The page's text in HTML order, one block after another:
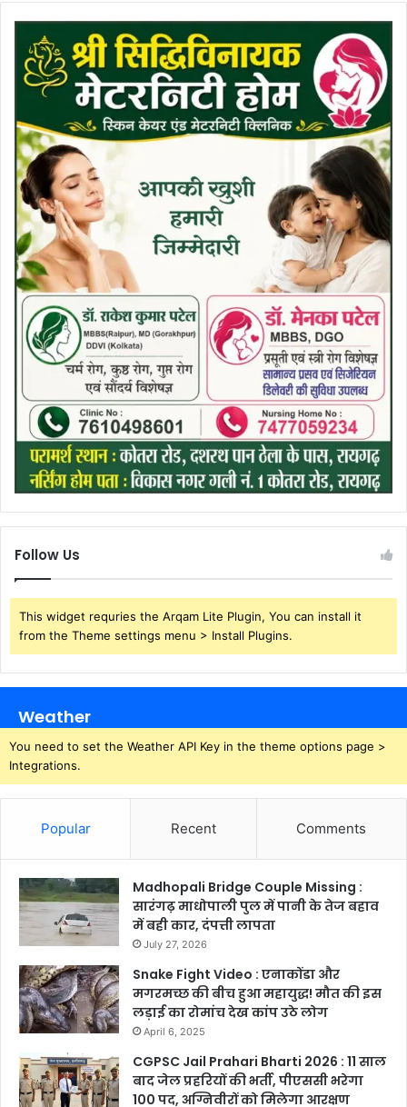
Follow Us
This widget requries the Arqam Lite Plugin, You can install it
from the Theme settings menu > Install Plugins.
Weather
You need to set the Weather API Key in the theme options page >
Integrations.
Popular Recent Comments
Madhopali Bridge Couple Missing :
सारंगढ़ माधोपाली पुल में पानी के तेज बहाव
में बही कार, दंपत्ती लापता
July 27, 2026
Snake Fight Video : एनाकोंडा और
मगरमच्छ की बीच हुआ महायुद्ध! मौत की इस
लड़ाई का रोमांच देख कांप उठे लोग
April 6, 2025
CGPSC Jail Prahari Bharti 2026 : 11 साल
बाद जेल प्रहरियों की भर्ती, पीएससी भरेगा
100 पद, अग्निवीरों को मिलेगा आरक्षण